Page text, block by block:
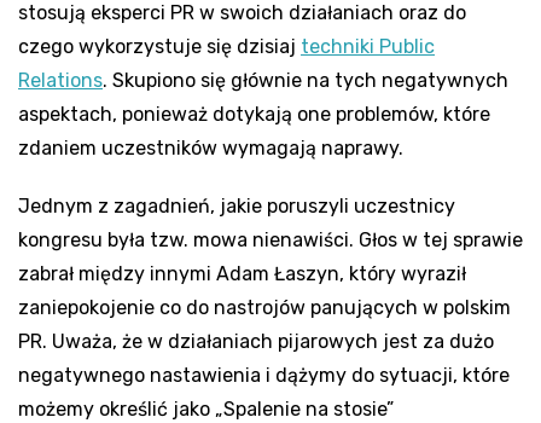
stosują eksperci PR w swoich działaniach oraz do
czego wykorzystuje się dzisiaj techniki Public
Relations. Skupiono się głównie na tych negatywnych
aspektach, ponieważ dotykają one problemów, które
zdaniem uczestników wymagają naprawy.
Jednym z zagadnień, jakie poruszyli uczestnicy
kongresu była tzw. mowa nienawiści. Głos w tej sprawie
zabrał między innymi Adam Łaszyn, który wyraził
zaniepokojenie co do nastrojów panujących w polskim
PR. Uważa, że w działaniach pijarowych jest za dużo
negatywnego nastawienia i dążymy do sytuacji, które
możemy określić jako „Spalenie na stosie”